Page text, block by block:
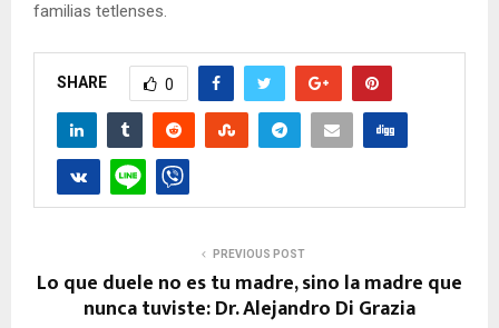
familias tetlenses.
SHARE 0
PREVIOUS POST
Lo que duele no es tu madre, sino la madre que
nunca tuviste: Dr. Alejandro Di Grazia